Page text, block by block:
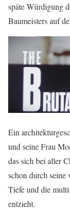
späte Würdigung
Baumeisters auf
Ein
und seine Frau
das sich bei aller
schon durch seine
Tiefe und die
entzieht.